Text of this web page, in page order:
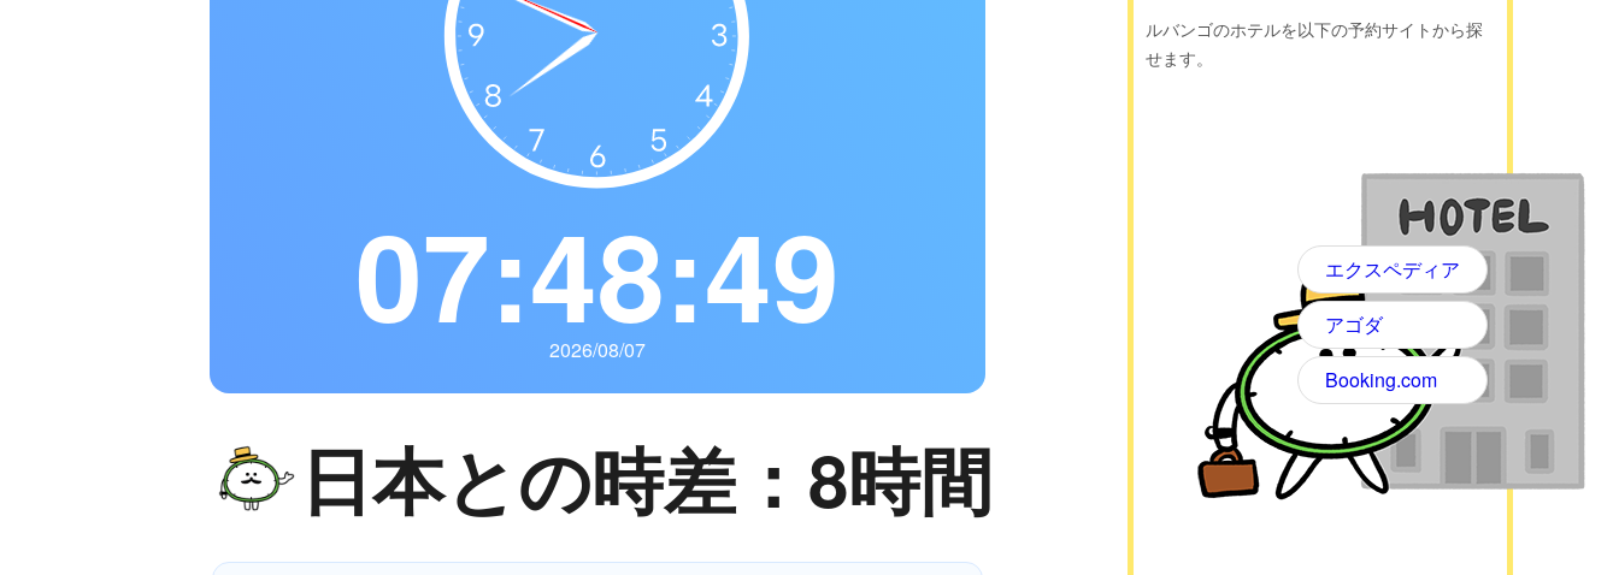
07:48:50
2026/08/07
日本との時差：8時間
ルバンゴのホテルを以下の予約サイトから探
せます。
エクスペディア
アゴダ
Booking.com